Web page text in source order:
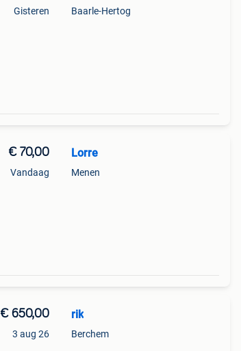
Gisteren Baarle-Hertog
€ 70,00
Vandaag
Lorre
Menen
€ 650,00
3 aug 26
rik
Berchem